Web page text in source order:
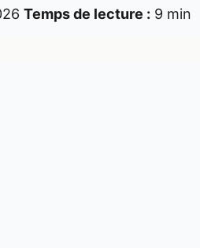
Temps de lecture : 9 min